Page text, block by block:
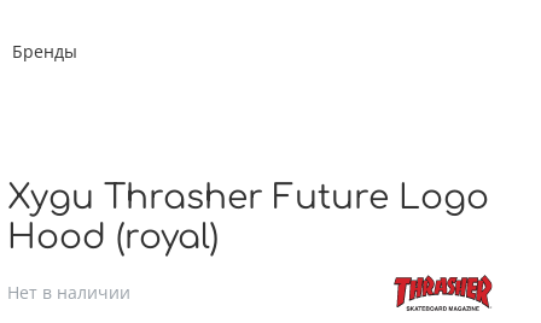
Бренды
Худи Thrasher Future Logo
Hood (royal)
Нет в наличии